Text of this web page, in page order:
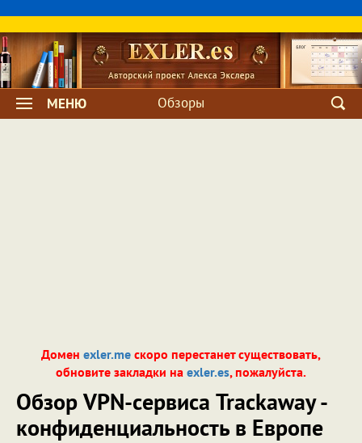
МЕНЮ Обзоры
Домен exler.me скоро перестанет существовать,
обновите закладки на exler.es, пожалуйста.
Обзор VPN-сервиса Trackaway -
конфиденциальность в Европе